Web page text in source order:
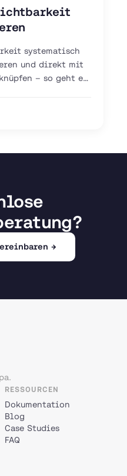
systematisch
und direkt mit
– so geht es
→
RESSOURCEN
Dokumentation
Blog
Case Studies
FAQ